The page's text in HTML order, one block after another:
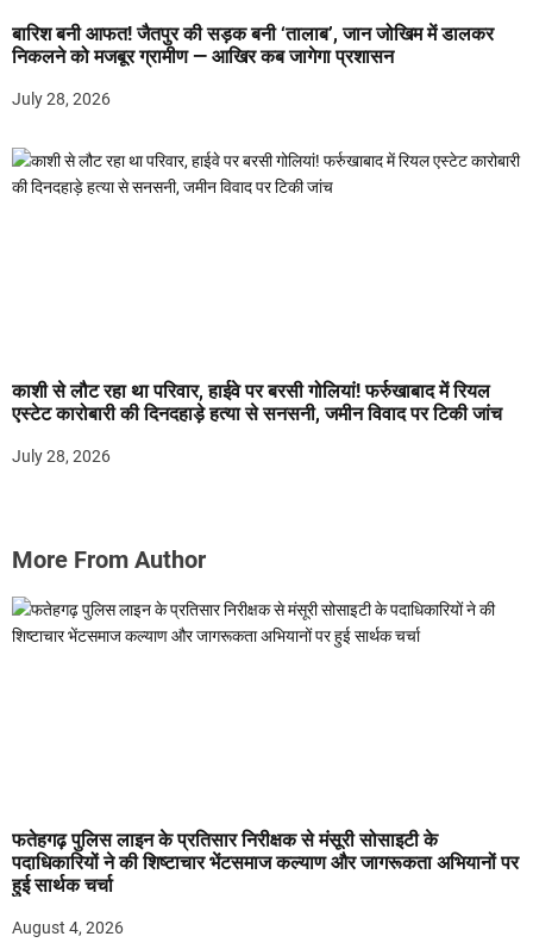
बारिश बनी आफत! जैतपुर की सड़क बनी ‘तालाब’, जान जोखिम में डालकर
निकलने को मजबूर ग्रामीण — आखिर कब जागेगा प्रशासन
July 28, 2026
काशी से लौट रहा था परिवार, हाईवे पर बरसी गोलियां! फर्रुखाबाद में रियल
एस्टेट कारोबारी की दिनदहाड़े हत्या से सनसनी, जमीन विवाद पर टिकी जांच
July 28, 2026
More From Author
फतेहगढ़ पुलिस लाइन के प्रतिसार निरीक्षक से मंसूरी सोसाइटी के
पदाधिकारियों ने की शिष्टाचार भेंटसमाज कल्याण और जागरूकता अभियानों पर
हुई सार्थक चर्चा
August 4, 2026